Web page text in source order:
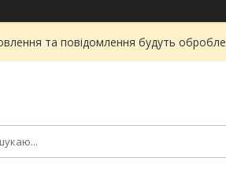
та повідомлення будуть